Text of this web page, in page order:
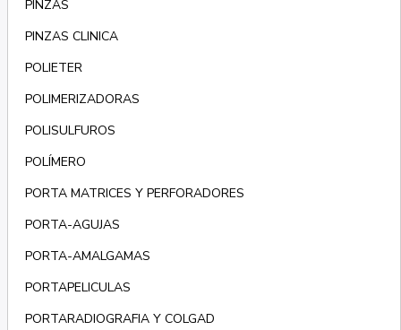
PINZAS
PINZAS CLINICA
POLIETER
POLIMERIZADORAS
POLISULFUROS
POLÍMERO
PORTA MATRICES Y PERFORADORES
PORTA-AGUJAS
PORTA-AMALGAMAS
PORTAPELICULAS
PORTARADIOGRAFIA Y COLGAD